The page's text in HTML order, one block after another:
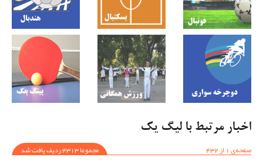
اخبار مرتبط با لیگ یک
صفحه‌ی 1 از 432
مجموعا 4313 ردیف یافت شد